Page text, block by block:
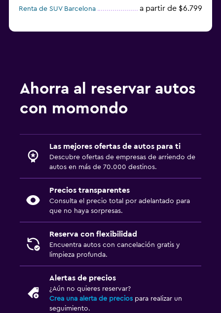
Renta de SUV Barcelona a partir de $6.799
Ahorra al reservar autos
con momondo
Las mejores ofertas de autos para ti
Descubre ofertas de empresas de arriendo de
autos en más de 70.000 destinos.
Precios transparentes
Consulta el precio total por adelantado para
que no haya sorpresas.
Reserva con flexibilidad
Encuentra autos con cancelación gratis y
limpieza profunda.
Alertas de precios
¿Aún no quieres reservar?
Crea una alerta de precios para realizar un
seguimiento.